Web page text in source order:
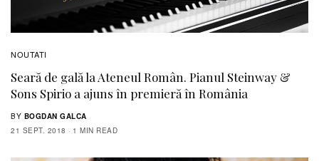
NOUTATI
Seară de gală la Ateneul Român. Pianul Steinway &
Sons Spirio a ajuns în premieră în România
BY BOGDAN GALCA
21 SEPT. 2018
1 MIN READ